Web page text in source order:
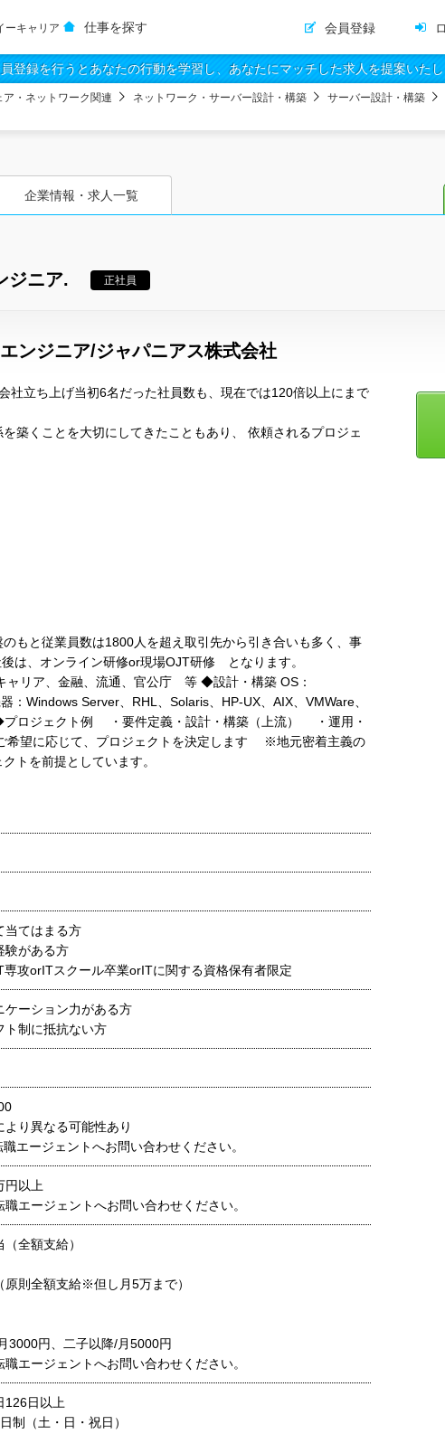
ーキャリア 仕事を探す 会員登録
登録を行うとあなたの行動を学習し、あなたにマッチした求人を提案いたし
ア・ネットワーク関連 ネットワーク・サーバー設計・構築 サーバー設計・構築
企業情報・求人一覧
ジニア. 正社員
ンジニア/ジャパニアス株式会社
社立ち上げ当初6名だった社員数も、現在では120倍以上にまで
築くことを大切にしてきたこともあり、 依頼されるプロジェ
もと従業員数は1800人を超え取引先から引き合いも多く、事
は、オンライン研修or現場OJT研修 となります。
リア、金融、流通、官公庁 等 ◆設計・構築 OS：
：Windows Server、RHL、Solaris、HP-UX、AIX、VMWare、
プロジェクト例 ・要件定義・設計・構築（上流） ・運用・
望に応じて、プロジェクトを決定します ※地元密着主義の
トを前提としています。
当てはまる方
験がある方
専攻orITスクール卒業orITに関する資格保有者限定
ケーション力がある方
ト制に抵抗ない方
り異なる可能性あり
エージェントへお問い合わせください。
円以上
エージェントへお問い合わせください。
全額支給）
原則全額支給※但し月5万まで）
3000円、二子以降/月5000円
エージェントへお問い合わせください。
126日以上
制（土・日・祝日）